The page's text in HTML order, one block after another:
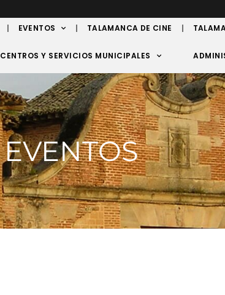
EVENTOS TALAMANCA DE CINE
CENTROS Y SERVICIOS MUNICIPALES
EVENTOS